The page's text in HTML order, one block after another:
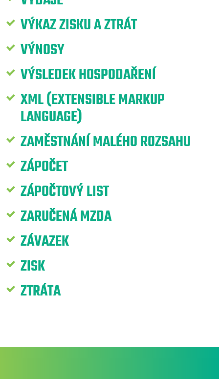
VÝKAZ ZISKU A ZTRÁT
VÝNOSY
VÝSLEDEK HOSPODAŘENÍ
XML (EXTENSIBLE MARKUP
LANGUAGE)
ZAMĚSTNÁNÍ MALÉHO ROZSAHU
ZÁPOČET
ZÁPOČTOVÝ LIST
ZARUČENÁ MZDA
ZÁVAZEK
ZISK
ZTRÁTA